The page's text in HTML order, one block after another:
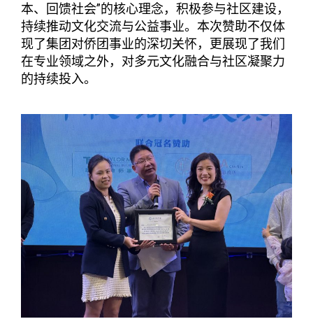
本、回馈社会”的核心理念，积极参与社区建设，
持续推动文化交流与公益事业。本次赞助不仅体
现了集团对侨团事业的深切关怀，更展现了我们
在专业领域之外，对多元文化融合与社区凝聚力
的持续投入。